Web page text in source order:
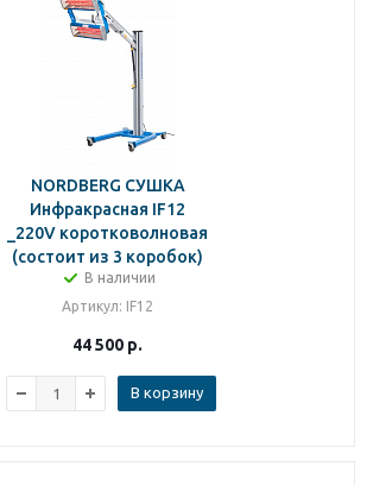
NORDBERG СУШКА
Инфракрасная IF12
_220V коротковолновая
(состоит из 3 коробок)
В наличии
Артикул: IF12
44 500 р.
В корзину